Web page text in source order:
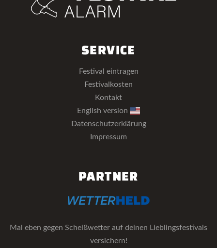
SERVICE
Festival eintragen
Festivalkosten
Kontakt
English version
Datenschutzerklärung
Impressum
PARTNER
Mal eben gegen Scheißwetter auf deinen Lieblingsfestivals
versichern!